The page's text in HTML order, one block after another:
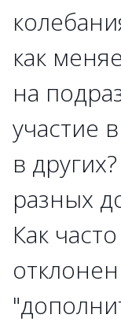
как
на
участие
в
разных
Как